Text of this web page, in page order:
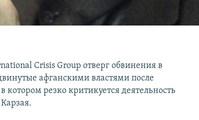
Crisis Group отверг обвинения в
афганскими властями после
котором резко критикуется деятельность